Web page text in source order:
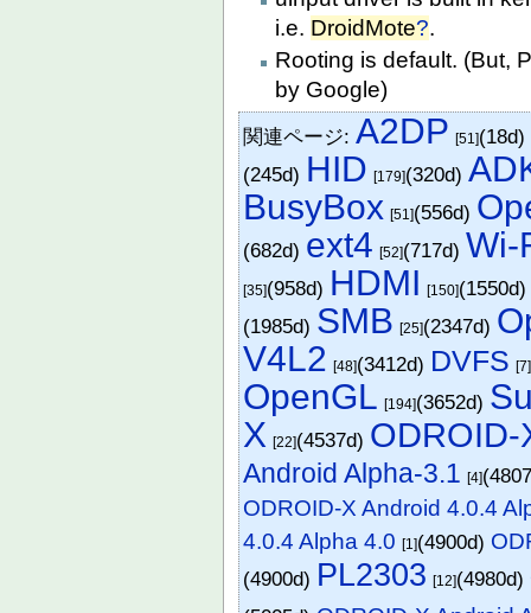
i.e. DroidMote?.
Rooting is default. (But,
by Google)
関連ページ:A2DP [51](18d)
(245d) HID [179](320d)
BusyBox [51](556d)
(682d) ext4 [52](717d) Wi-
[35](958d) HDMI [150]
(1985d) SMB [25](2347d)
V4L2 [48](3412d) DVFS [7]
OpenGL [194](3652d)
X [22](4537d) ODROID-
Android Alpha-3.1 [4]
ODROID-X Android 4.0.4
4.0.4 Alpha 4.0 [1](4900d)
(4900d) PL2303 [12](4980d)